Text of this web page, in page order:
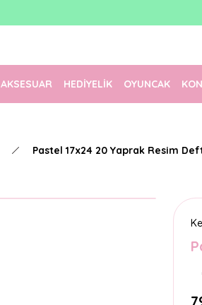
1500 TL Üzeri
AKSESUAR HEDİYELİK OYUNCAK
Pastel 17x24 20 Yaprak Resim